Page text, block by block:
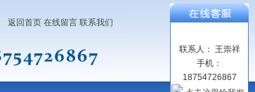
返回首页 在线留言 联系我们
联系人： 王崇祥
手机：
18754726867